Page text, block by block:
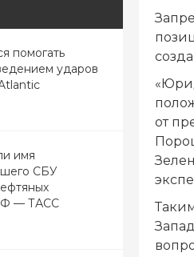
помогать
ударов
имя
СБУ
— ТАСС
от